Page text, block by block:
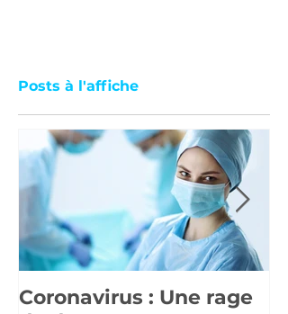
Posts à l'affiche
Coronavirus : Une rage